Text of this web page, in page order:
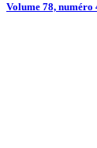
Volume 78, numéro